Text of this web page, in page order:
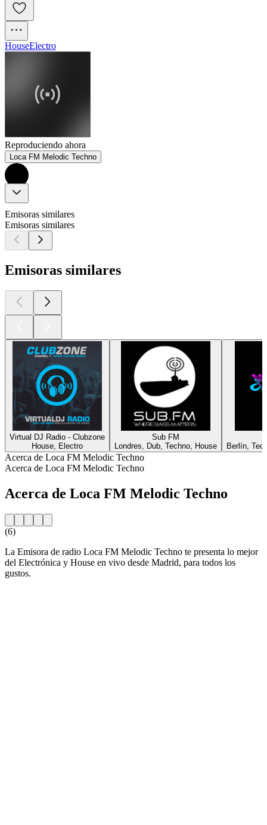
HouseElectro
Reproduciendo ahora
Loca FM Melodic Techno
Emisoras similares
Emisoras similares
Emisoras similares
Virtual DJ Radio - Clubzone
House, Electro
Sub FM
Londres, Dub, Techno, House
Berlín,
Acerca de Loca FM Melodic Techno
Acerca de Loca FM Melodic Techno
Acerca de Loca FM Melodic Techno
(6)
La Emisora de radio Loca FM Melodic Techno te presenta lo mejor
del Electrónica y House en vivo desde Madrid, para todos los
gustos.